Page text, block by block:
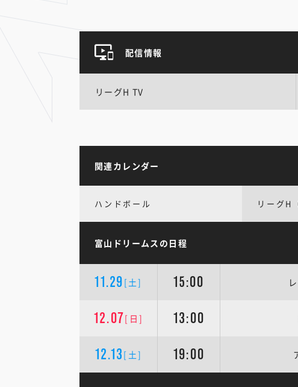
配信情報
リーグH TV
関連カレンダー
ハンドボール リーグH
富山ドリームスの日程
11.29 [土] 15:00
12.07[日] 13:00
12.13 [土] 19:00